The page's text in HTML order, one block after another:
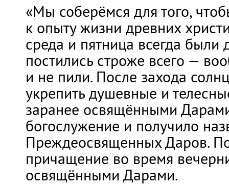
«Мы соберёмся для того,
к опыту жизни древних
среда и пятница всегда были
постились строже всего —
и не пили. После захода
укрепить душевные и
заранее освящёнными
богослужение и получило
Преждеосвященных Даров.
причащение во время
освящёнными Дарами.